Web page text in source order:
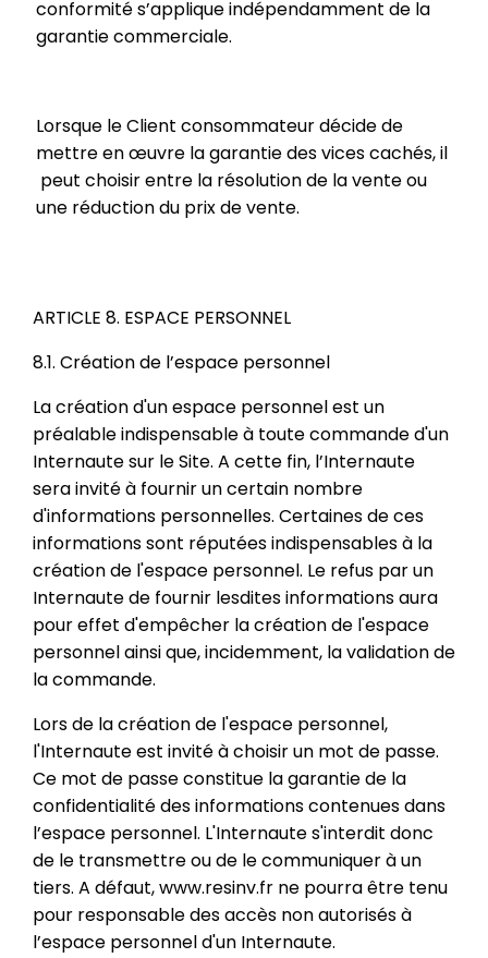
conformité s’applique indépendamment de la
garantie commerciale.
Lorsque le Client consommateur décide de
mettre en œuvre la garantie des vices cachés, il
peut choisir entre la résolution de la vente ou
une réduction du prix de vente.
ARTICLE 8. ESPACE PERSONNEL
8.1. Création de l’espace personnel
La création d'un espace personnel est un
préalable indispensable à toute commande d'un
Internaute sur le Site. A cette fin, l’Internaute
sera invité à fournir un certain nombre
d'informations personnelles. Certaines de ces
informations sont réputées indispensables à la
création de l'espace personnel. Le refus par un
Internaute de fournir lesdites informations aura
pour effet d'empêcher la création de l'espace
personnel ainsi que, incidemment, la validation de
la commande.
Lors de la création de l'espace personnel,
l'Internaute est invité à choisir un mot de passe.
Ce mot de passe constitue la garantie de la
confidentialité des informations contenues dans
l’espace personnel. L'Internaute s'interdit donc
de le transmettre ou de le communiquer à un
tiers. A défaut, www.resinv.fr ne pourra être tenu
pour responsable des accès non autorisés à
l’espace personnel d'un Internaute.